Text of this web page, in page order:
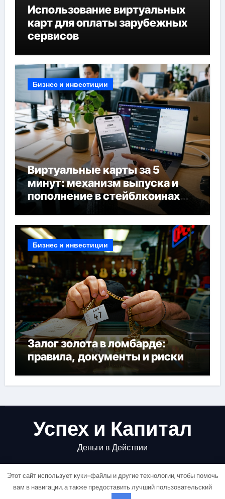
Использование виртуальных
карт для оплаты зарубежных
сервисов
Бизнес и инвестиции
Виртуальные карты за 5
минут: механизм выпуска и
пополнение в стейблкоинах
без банковской верификации
Бизнес и инвестиции
Залог золота в ломбарде:
правила, документы и риски
Успех и Капитал
Деньги в Действии
Этот сайт использует куки-файлы и другие технологии, чтобы помочь
вам в навигации, а также предоставить лучший пользовательский